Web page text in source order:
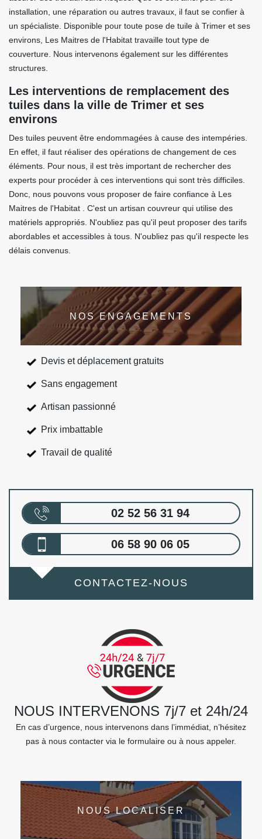
installation, une réparation ou autres travaux, il faut se confier à
un spécialiste. Disponible pour toute pose de tuile à Trimer et ses
environs, Les Maitres de l'Habitat travaille tout type de
couverture. Nous intervenons également sur les différentes
structures.
Les interventions de remplacement des
tuiles dans la ville de Trimer et ses
environs
Des tuiles peuvent être endommagées à cause des intempéries.
En effet, il faut réaliser des opérations de changement de ces
éléments. Pour nous, il est très important de rechercher des
experts pour procéder à ces interventions qui sont très difficiles.
Donc, nous pouvons vous proposer de faire confiance à Les
Maitres de l'Habitat . C'est un artisan couvreur qui utilise des
matériels appropriés. N'oubliez pas qu'il peut proposer des tarifs
abordables et accessibles à tous. N'oubliez pas qu'il respecte les
délais convenus.
NOS ENGAGEMENTS
Devis et déplacement gratuits
Sans engagement
Artisan passionné
Prix imbattable
Travail de qualité
02 52 56 31 94
06 58 90 06 05
CONTACTEZ-NOUS
NOUS INTERVENONS 7j/7 et 24h/24
En cas d’urgence, nous intervenons dans l’immédiat, n’hésitez
pas à nous contacter via le formulaire ou à nous appeler.
NOUS LOCALISER